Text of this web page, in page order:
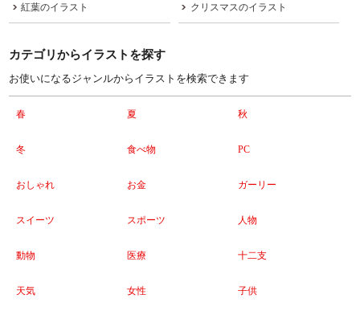
紅葉のイラスト クリスマスのイラスト
カテゴリからイラストを探す
お使いになるジャンルからイラストを検索できます
春 夏 秋
冬 食べ物 PC
おしゃれ お金 ガーリー
スイーツ スポーツ 人物
動物 医療 十二支
天気 女性 子供